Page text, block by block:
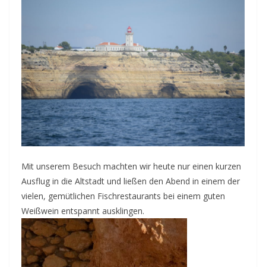
Mit unserem Besuch machten wir heute nur einen kurzen
Ausflug in die Altstadt und ließen den Abend in einem der
vielen, gemütlichen Fischrestaurants bei einem guten
Weißwein entspannt ausklingen.